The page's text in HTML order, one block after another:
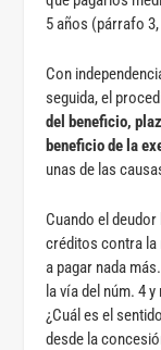
5 años (párrafo
Con
seguida, el
del beneficio,
beneficio de la
unas de las
Cuando el
créditos contra la
a pagar nada
la vía del núm. 4
¿Cuál es el
desde la